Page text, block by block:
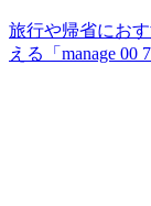
旅行や帰省にお
える「manage 00